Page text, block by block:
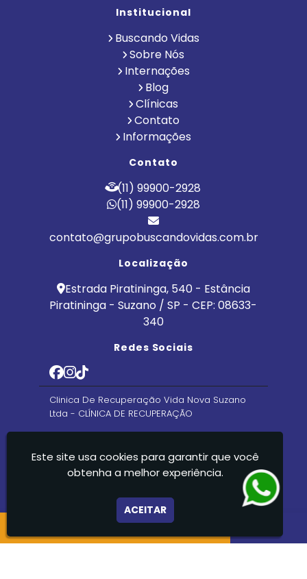
Institucional
Buscando Vidas
Sobre Nós
Internações
Blog
Clínicas
Contato
Informações
Contato
(11) 99900-2928
(11) 99900-2928
contato@grupobuscandovidas.com.br
Localização
Estrada Piratininga, 540 - Estância
Piratininga - Suzano / SP - CEP: 08633-
340
Redes Sociais
Clinica De Recuperação Vida Nova Suzano
Ltda - CLÍNICA DE RECUPERAÇÃO
Este site usa cookies para garantir que você
obtenha a melhor experiência.
ACEITAR